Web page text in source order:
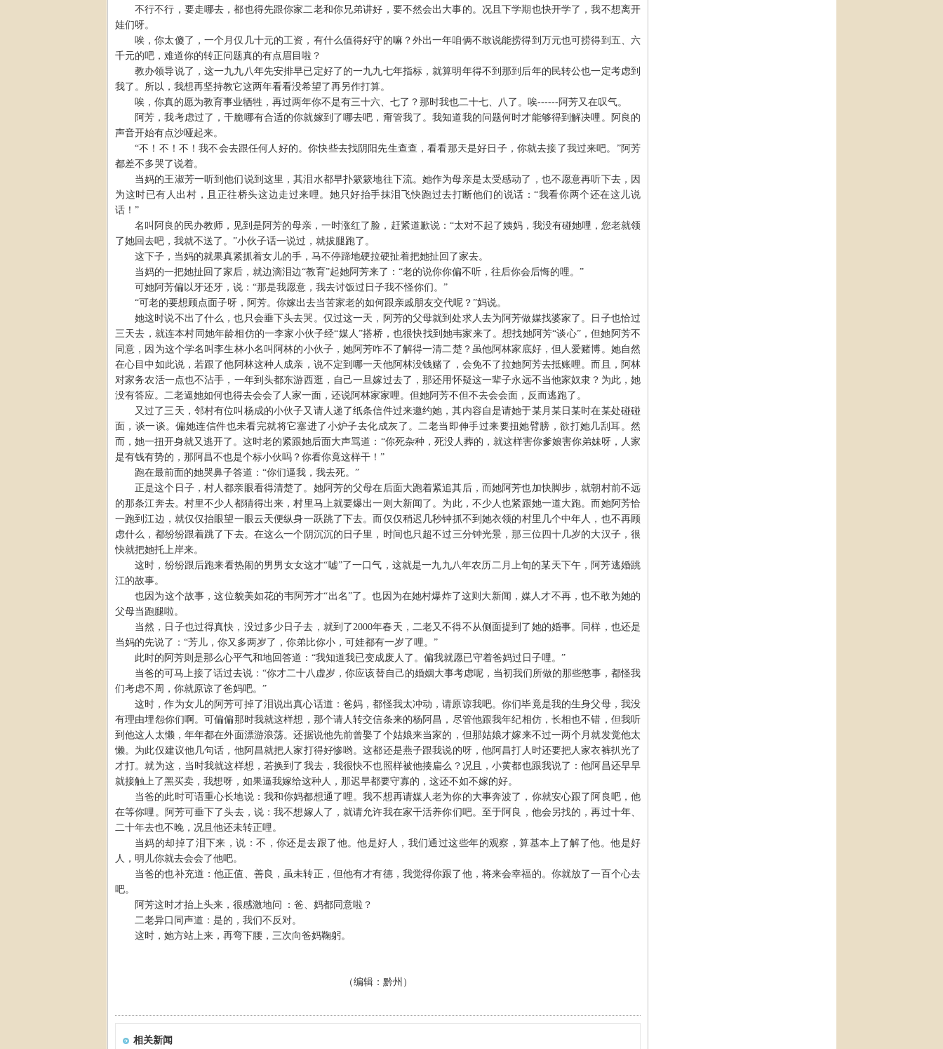
不行不行，要走哪去，都也得先跟你家二老和你兄弟讲好，要不然会出大事的。况且下学期也快开学了，我不想离开
娃们呀。
唉，你太傻了，一个月仅几十元的工资，有什么值得好守的嘛？外出一年咱俩不敢说能捞得到万元也可捞得到五、六
千元的吧，难道你的转正问题真的有点眉目啦？
教办领导说了，这一九九八年先安排早已定好了的一九九七年指标，就算明年得不到那到后年的民转公也一定考虑到
我了。所以，我想再坚持教它这两年看看没希望了再另作打算。
唉，你真的愿为教育事业牺牲，再过两年你不是有三十六、七了？那时我也二十七、八了。唉------阿芳又在叹气。
阿芳，我考虑过了，干脆哪有合适的你就嫁到了哪去吧，甭管我了。我知道我的问题何时才能够得到解决哩。阿良的
声音开始有点沙哑起来。
“不！不！不！我不会去跟任何人好的。你快些去找阴阳先生查查，看看那天是好日子，你就去接了我过来吧。 ”阿芳
都差不多哭了说着。
当妈的王淑芳一听到他们说到这里，其泪水都早扑簌簌地往下流。她作为母亲是太受感动了，也不愿意再听下去，因
为这时已有人出村，且正往桥头这边走过来哩。她只好抬手抹泪飞快跑过去打断他们的说话：“我看你两个还在这儿说
话！ ”
名叫阿良的民办教师，见到是阿芳的母亲，一时涨红了脸，赶紧道歉说： “太对不起了姨妈，我没有碰她哩，您老就领
了她回去吧，我就不送了。 ”小伙子话一说过，就拔腿跑了。
这下子，当妈的就果真紧抓着女儿的手，马不停蹄地硬拉硬扯着把她扯回了家去。
当妈的一把她扯回了家后，就边滴泪边“教育”起她阿芳来了： “老的说你你偏不听，往后你会后悔的哩。 ”
可她阿芳偏以牙还牙，说： “那是我愿意，我去讨饭过日子我不怪你们。 ”
“可老的要想顾点面子呀，阿芳。你嫁出去当苦家老的如何跟亲戚朋友交代呢？ ”妈说。
她这时说不出了什么，也只会垂下头去哭。仅过这一天，阿芳的父母就到处求人去为阿芳做媒找婆家了。日子也恰过
三天去，就连本村同她年龄相仿的一李家小伙子经“媒人”搭桥，也很快找到她韦家来了。想找她阿芳“谈心”，但她阿芳不
同意，因为这个学名叫李生林小名叫阿林的小伙子，她阿芳咋不了解得一清二楚？虽他阿林家底好，但人爱赌博。她自然
在心目中如此说，若跟了他阿林这种人成亲，说不定到哪一天他阿林没钱赌了，会免不了拉她阿芳去抵账哩。而且，阿林
对家务农活一点也不沾手，一年到头都东游西逛，自己一旦嫁过去了，那还用怀疑这一辈子永远不当他家奴隶？为此，她
没有答应。二老逼她如何也得去会会了人家一面，还说阿林家家哩。但她阿芳不但不去会会面，反而逃跑了。
又过了三天，邻村有位叫杨成的小伙子又请人递了纸条信件过来邀约她，其内容自是请她于某月某日某时在某处碰碰
面，谈一谈。偏她连信件也未看完就将它塞进了小炉子去化成灰了。二老当即伸手过来要扭她臂膀，欲打她几刮耳。然
而，她一扭开身就又逃开了。这时老的紧跟她后面大声骂道： “你死杂种，死没人葬的，就这样害你爹娘害你弟妹呀，人家
是有钱有势的，那阿昌不也是个标小伙吗？你看你竟这样干！ ”
跑在最前面的她哭鼻子答道： “你们逼我，我去死。 ”
正是这个日子，村人都亲眼看得清楚了。她阿芳的父母在后面大跑着紧追其后，而她阿芳也加快脚步，就朝村前不远
的那条江奔去。村里不少人都猜得出来，村里马上就要爆出一则大新闻了。为此，不少人也紧跟她一道大跑。而她阿芳恰
一跑到江边，就仅仅抬眼望一眼云天便纵身一跃跳了下去。而仅仅稍迟几秒钟抓不到她衣领的村里几个中年人，也不再顾
虑什么，都纷纷跟着跳了下去。在这么一个阴沉沉的日子里，时间也只超不过三分钟光景，那三位四十几岁的大汉子，很
快就把她托上岸来。
这时，纷纷跟后跑来看热闹的男男女女这才“嘘”了一口气，这就是一九九八年农历二月上旬的某天下午，阿芳逃婚跳
江的故事。
也因为这个故事，这位貌美如花的韦阿芳才“出名”了。也因为在她村爆炸了这则大新闻，媒人才不再，也不敢为她的
父母当跑腿啦。
当然，日子也过得真快，没过多少日子去，就到了 2000年春天，二老又不得不从侧面提到了她的婚事。同样，也还是
当妈的先说了： “芳儿，你又多两岁了，你弟比你小，可娃都有一岁了哩。 ”
此时的阿芳则是那么心平气和地回答道： “我知道我已变成废人了。偏我就愿已守着爸妈过日子哩。 ”
当爸的可马上接了话过去说：“你才二十八虚岁，你应该替自己的婚姻大事考虑呢，当初我们所做的那些憨事，都怪我
们考虑不周，你就原谅了爸妈吧。 ”
这时，作为女儿的阿芳可掉了泪说出真心话道：爸妈，都怪我太冲动，请原谅我吧。你们毕竟是我的生身父母，我没
有理由埋怨你们啊。可偏偏那时我就这样想，那个请人转交信条来的杨阿昌，尽管他跟我年纪相仿，长相也不错，但我听
到他这人太懒，年年都在外面漂游浪荡。还据说他先前曾娶了个姑娘来当家的，但那姑娘才嫁来不过一两个月就发觉他太
懒。为此仅建议他几句话，他阿昌就把人家打得好惨哟。这都还是燕子跟我说的呀，他阿昌打人时还要把人家衣裤扒光了
才打。就为这，当时我就这样想，若换到了我去，我很快不也照样被他揍扁么？况且，小黄都也跟我说了：他阿昌还早早
就接触上了黑买卖，我想呀，如果逼我嫁给这种人，那迟早都要守寡的，这还不如不嫁的好。
当爸的此时可语重心长地说：我和你妈都想通了哩。我不想再请媒人老为你的大事奔波了，你就安心跟了阿良吧，他
在等你哩。阿芳可垂下了头去，说：我不想嫁人了，就请允许我在家干活养你们吧。至于阿良，他会另找的，再过十年、
二十年去也不晚，况且他还未转正哩。
当妈的却掉了泪下来，说：不，你还是去跟了他。他是好人，我们通过这些年的观察，算基本上了解了他。他是好
人，明儿你就去会会了他吧。
当爸的也补充道：他正值、善良，虽未转正，但他有才有德，我觉得你跟了他，将来会幸福的。你就放了一百个心去
吧。
阿芳这时才抬上头来，很感激地问
：爸、妈都同意啦？
二老异口同声道：是的，我们不反对。
这时，她方站上来，再弯下腰，三次向爸妈鞠躬。
（编辑：黔州）
相关新闻